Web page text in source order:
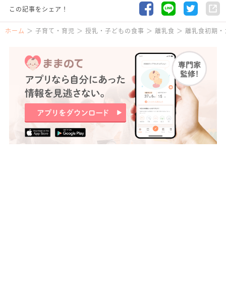
この記事をシェア！
ホーム 子育て・育児 授乳・子どもの食事 離乳食 離乳食初期